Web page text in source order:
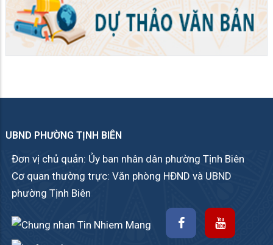
UBND PHƯỜNG TỊNH BIÊN
Đơn vị chủ quản: Ủy ban nhân dân phường Tịnh Biên
Cơ quan thường trực: Văn phòng HĐND và UBND
phường Tịnh Biên